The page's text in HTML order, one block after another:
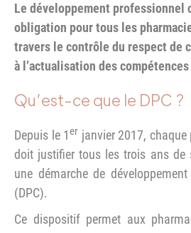
Le développement professionnel
obligation pour tous les
travers le contrôle du respect de
à l’actualisation des
Qu’est-ce que le DPC ?
Depuis le 1er janvier 2017,
doit justifier tous les trois ans de
une démarche de
(DPC).
Ce dispositif permet aux